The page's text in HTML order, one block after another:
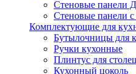
Стеновые панели
Стеновые панели
Комплектующие для
Бутылочницы для
Ручки кухонные
Плинтус для
Кухонный цоколь